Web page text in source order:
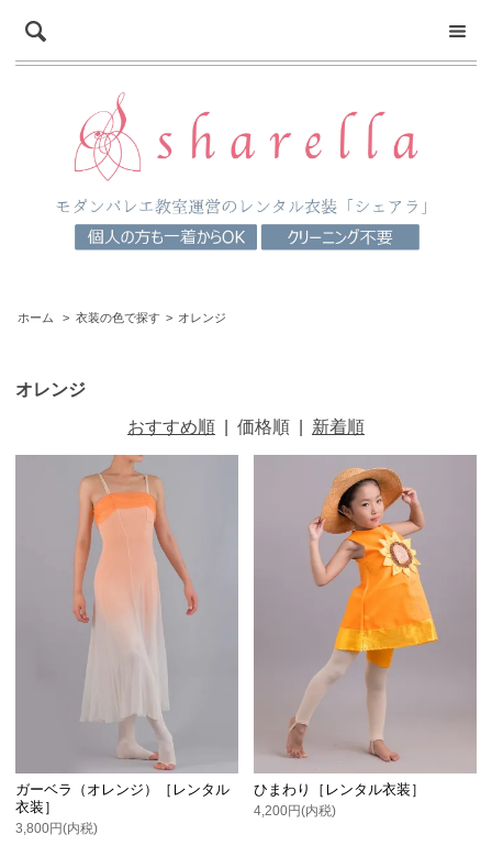
ホーム > 衣装の色で探す > オレンジ
オレンジ
おすすめ順 価格順 新着順
ガーベラ（オレンジ）［レンタル
衣装］
3,800円(内税)
ひまわり［レンタル衣装］
4,200円(内税)